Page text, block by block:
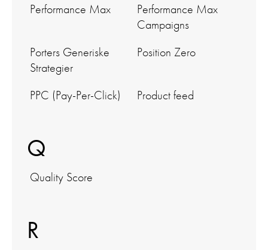
Performance Max
Performance Max
Campaigns
Porters Generiske
Strategier
Position Zero
PPC (Pay-Per-Click) Product feed
Q
Quality Score
R